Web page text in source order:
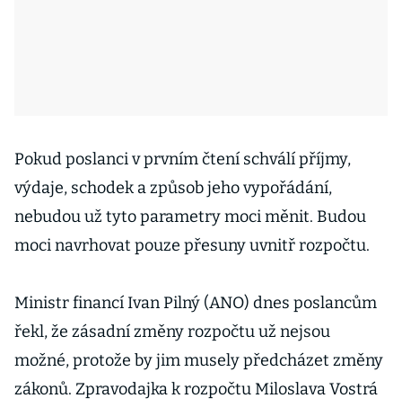
Pokud poslanci v prvním čtení schválí příjmy,
výdaje, schodek a způsob jeho vypořádání,
nebudou už tyto parametry moci měnit. Budou
moci navrhovat pouze přesuny uvnitř rozpočtu.
Ministr financí Ivan Pilný (ANO) dnes poslancům
řekl, že zásadní změny rozpočtu už nejsou
možné, protože by jim musely předcházet změny
zákonů. Zpravodajka k rozpočtu Miloslava Vostrá